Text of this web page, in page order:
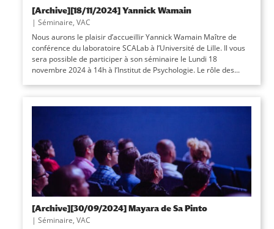
[Archive][18/11/2024] Yannick Wamain
| Séminaire, VAC
Nous aurons le plaisir d’accueillir Yannick Wamain Maître de
conférence du laboratoire SCALab à l’Université de Lille. Il vous
sera possible de participer à son séminaire le Lundi 18
novembre 2024 à 14h à l’Institut de Psychologie. Le rôle des...
[Archive][30/09/2024] Mayara de Sa Pinto
| Séminaire, VAC